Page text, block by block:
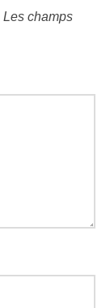
Les champs